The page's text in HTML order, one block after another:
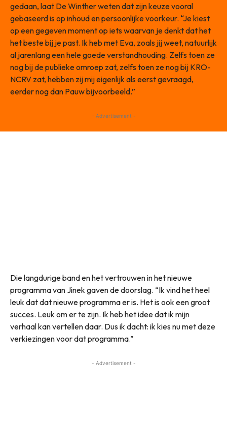
gedaan, laat De Winther weten dat zijn keuze vooral
gebaseerd is op inhoud en persoonlijke voorkeur. “Je kiest
op een gegeven moment op iets waarvan je denkt dat het
het beste bij je past. Ik heb met Eva, zoals jij weet, natuurlijk
al jarenlang een hele goede verstandhouding. Zelfs toen ze
nog bij de publieke omroep zat, zelfs toen ze nog bij KRO-
NCRV zat, hebben zij mij eigenlijk als eerst gevraagd,
eerder nog dan Pauw bijvoorbeeld.”
- Advertisement -
Die langdurige band en het vertrouwen in het nieuwe
programma van Jinek gaven de doorslag. “Ik vind het heel
leuk dat dat nieuwe programma er is. Het is ook een groot
succes. Leuk om er te zijn. Ik heb het idee dat ik mijn
verhaal kan vertellen daar. Dus ik dacht: ik kies nu met deze
verkiezingen voor dat programma.”
- Advertisement -